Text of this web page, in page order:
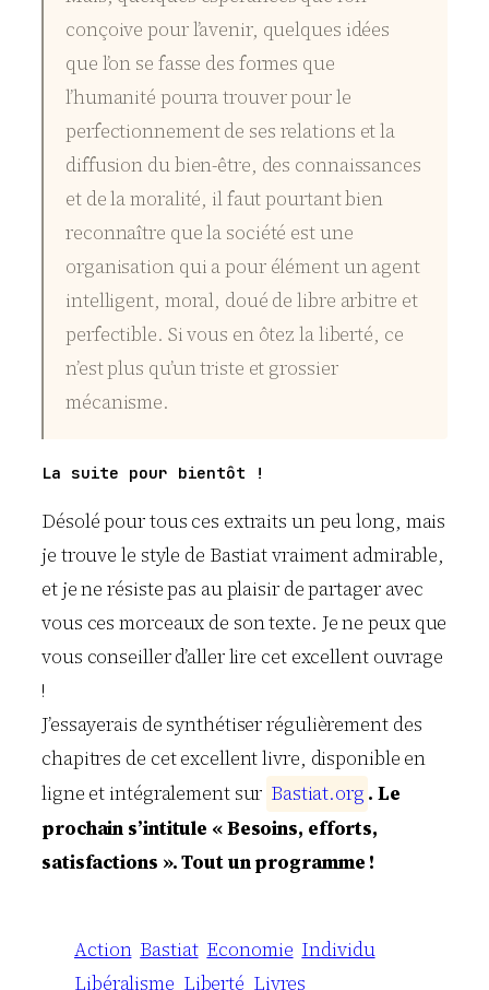
conçoive pour l’avenir, quelques idées
que l’on se fasse des formes que
l’humanité pourra trouver pour le
perfectionnement de ses relations et la
diffusion du bien-être, des connaissances
et de la moralité, il faut pourtant bien
reconnaître que la société est une
organisation qui a pour élément un agent
intelligent, moral, doué de libre arbitre et
perfectible. Si vous en ôtez la liberté, ce
n’est plus qu’un triste et grossier
mécanisme.
La suite pour bientôt !
Désolé pour tous ces extraits un peu long, mais
je trouve le style de Bastiat vraiment admirable,
et je ne résiste pas au plaisir de partager avec
vous ces morceaux de son texte. Je ne peux que
vous conseiller d’aller lire cet excellent ouvrage
!
J’essayerais de synthétiser régulièrement des
chapitres de cet excellent livre, disponible en
ligne et intégralement sur Bastiat.org .Le
prochain s’intitule « Besoins, efforts,
satisfactions ». Tout un programme !
Action Bastiat Economie Individu
Libéralisme Liberté Livres